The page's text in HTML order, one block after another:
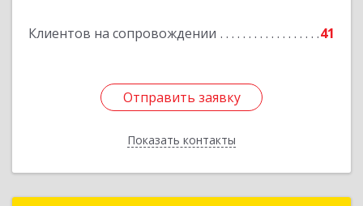
Клиентов на сопровождении 41
Отправить заявку
Показать контакты
Отправить заявку
Назад